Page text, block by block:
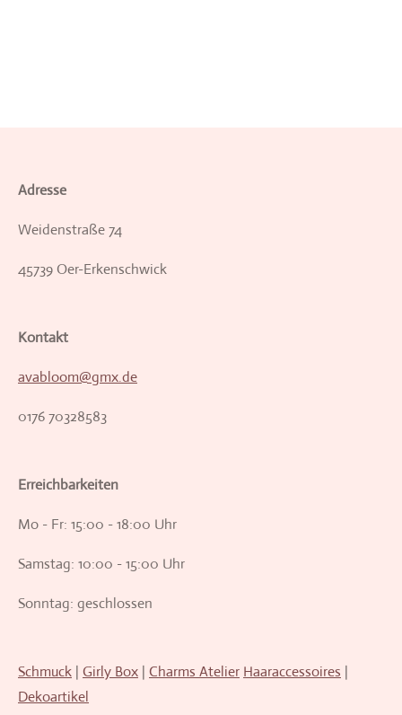
Adresse
Weidenstraße 74
45739 Oer-Erkenschwick
Kontakt
avabloom@gmx.de
0176 70328583
Erreichbarkeiten
Mo - Fr: 15:00 - 18:00 Uhr
Samstag: 10:00 - 15:00 Uhr
Sonntag: geschlossen
Schmuck | Girly Box | Charms Atelier Haaraccessoires |
Dekoartikel